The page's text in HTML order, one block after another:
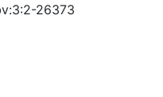
26373